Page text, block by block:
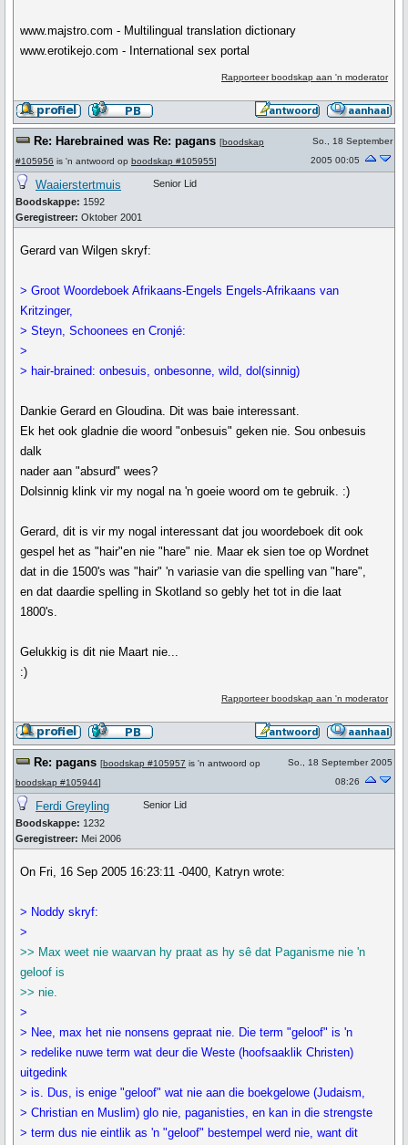
www.majstro.com - Multilingual translation dictionary
www.erotikejo.com - International sex portal
Rapporteer boodskap aan 'n moderator
Re: Harebrained was Re: pagans [boodskap
#105956 is 'n antwoord op boodskap #105955]
So., 18 September
2005 00:05
Waaierstertmuis
Boodskappe: 1592
Geregistreer: Oktober 2001
Senior Lid
Gerard van Wilgen skryf:
> Groot Woordeboek Afrikaans-Engels Engels-Afrikaans van
Kritzinger,
> Steyn, Schoonees en Cronjé:
>
> hair-brained: onbesuis, onbesonne, wild, dol(sinnig)
Dankie Gerard en Gloudina. Dit was baie interessant.
Ek het ook gladnie die woord "onbesuis" geken nie. Sou onbesuis
dalk
nader aan "absurd" wees?
Dolsinnig klink vir my nogal na 'n goeie woord om te gebruik. :)
Gerard, dit is vir my nogal interessant dat jou woordeboek dit ook
gespel het as "hair"en nie "hare" nie. Maar ek sien toe op Wordnet
dat in die 1500's was "hair" 'n variasie van die spelling van "hare",
en dat daardie spelling in Skotland so gebly het tot in die laat
1800's.
Gelukkig is dit nie Maart nie...
:)
Rapporteer boodskap aan 'n moderator
Re: pagans [boodskap #105957 is 'n antwoord op
boodskap #105944]
So., 18 September 2005
08:26
Ferdi Greyling
Boodskappe: 1232
Geregistreer: Mei 2006
Senior Lid
On Fri, 16 Sep 2005 16:23:11 -0400, Katryn wrote:
> Noddy skryf:
>
>> Max weet nie waarvan hy praat as hy sê dat Paganisme nie 'n
geloof is
>> nie.
>
> Nee, max het nie nonsens gepraat nie. Die term "geloof" is 'n
> redelike nuwe term wat deur die Weste (hoofsaaklik Christen)
uitgedink
> is. Dus, is enige "geloof" wat nie aan die boekgelowe (Judaism,
> Christian en Muslim) glo nie, paganisties, en kan in die strengste
> term dus nie eintlik as 'n "geloof" bestempel werd nie, want dit